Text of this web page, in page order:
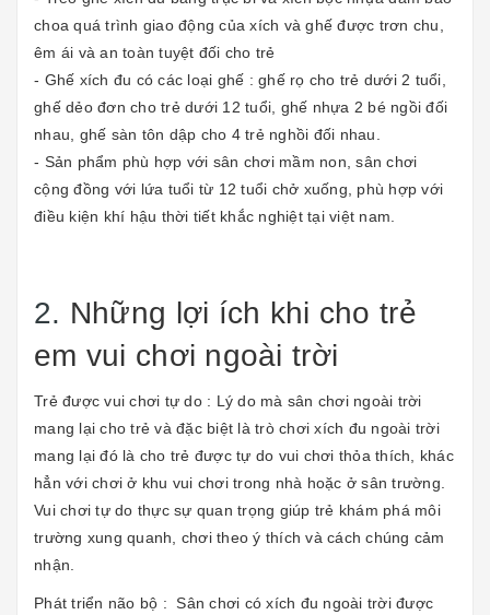
choa quá trình giao động của xích và ghế được trơn chu,
êm ái và an toàn tuyệt đối cho trẻ
- Ghế xích đu có các loại ghế : ghế rọ cho trẻ dưới 2 tuổi,
ghế dẻo đơn cho trẻ dưới 12 tuổi, ghế nhựa 2 bé ngồi đối
nhau, ghế sàn tôn dập cho 4 trẻ nghồi đối nhau.
- Sản phẩm phù hợp với sân chơi mầm non, sân chơi
cộng đồng với lứa tuổi từ 12 tuổi chở xuống, phù hợp với
điều kiện khí hậu thời tiết khắc nghiệt tại việt nam.
2. Những lợi ích khi cho trẻ
em vui chơi ngoài trời
Trẻ được vui chơi tự do : Lý do mà sân chơi ngoài trời
mang lại cho trẻ và đặc biệt là trò chơi xích đu ngoài trời
mang lại đó là cho trẻ được tự do vui chơi thỏa thích, khác
hẳn với chơi ở khu vui chơi trong nhà hoặc ở sân trường.
Vui chơi tự do thực sự quan trọng giúp trẻ khám phá môi
trường xung quanh, chơi theo ý thích và cách chúng cảm
nhận.
Phát triển não bộ : Sân chơi có xích đu ngoài trời được